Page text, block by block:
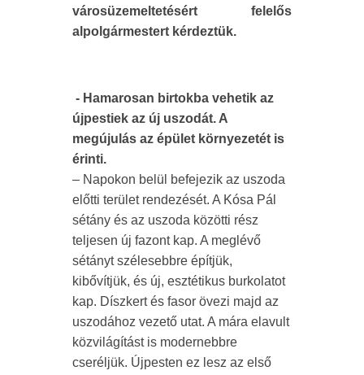
városüzemeltetésért felelős
alpolgármestert kérdeztük.
- Hamarosan birtokba vehetik az
újpestiek az új uszodát. A
megújulás az épület környezetét is
érinti.
– Napokon belül befejezik az uszoda
előtti terület rendezését. A Kósa Pál
sétány és az uszoda közötti rész
teljesen új fazont kap. A meglévő
sétányt szélesebbre építjük,
kibővítjük, és új, esztétikus burkolatot
kap. Díszkert és fasor övezi majd az
uszodához vezető utat. A mára elavult
közvilágítást is modernebbre
cseréljük. Újpesten ez lesz az első